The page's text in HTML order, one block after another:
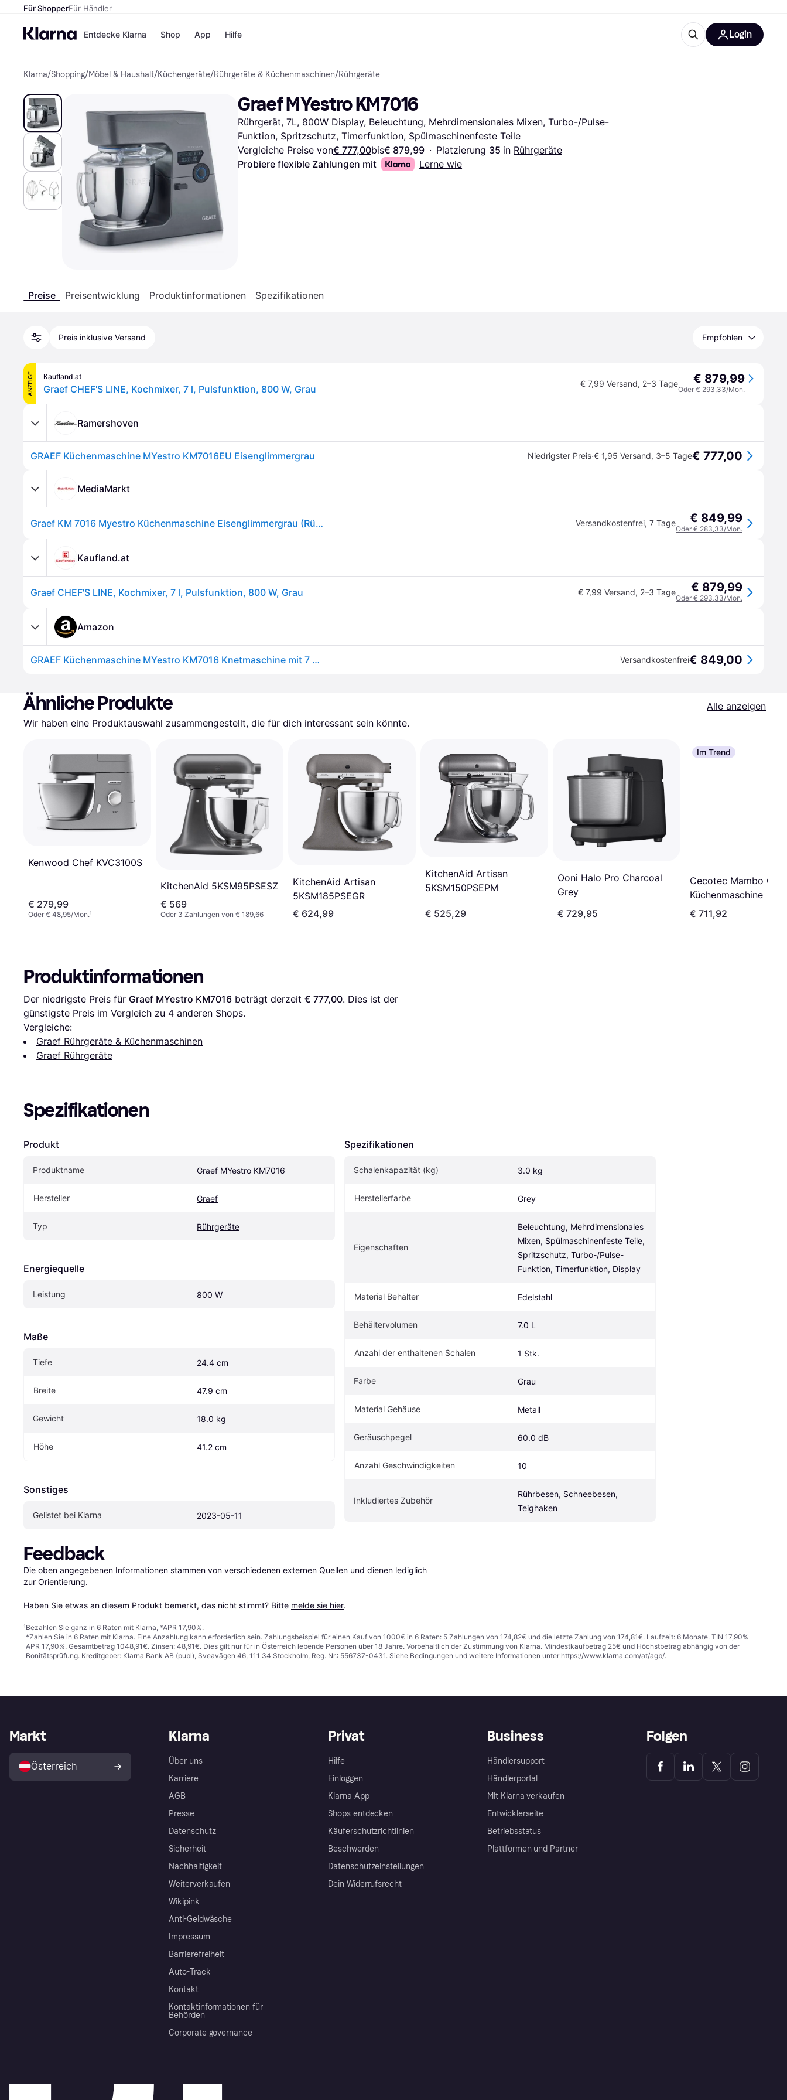
Für ShopperFür Händler
Entdecke Klarna
Zahlungsmethoden
Bezahle in 3
Teilzahlungen
Bezahle in bis zu 30
Tagen
Ratenzahlung
Shopping und Cashback
Shops entdecken
Mitgliedschaft
Banking
Klarna Guthaben
Shop
Shops
H&M
Temu
Kaufland.at
Samsung
Shoppe und vergleiche Preise
Schönheit & Gesundheit
Bekleidung & Accessoires
Spielzeug & Hobbys
Möbel & Haushalt
TV & Audio
Sport & Freizeit
Computer
Mobilgeräte & Wearables
Kinder & Familie
Fahrzeuge & Zubehör
Garten & Außenbereich
Küchengeräte
Haushaltsgeräte
Bücher, Filme & Musik
App Hilfe Login
Klarna/Shopping/Möbel & Haushalt/Küchengeräte/Rührgeräte & Küchenmaschinen/Rührgeräte
Graef MYestro KM7016
Rührgerät, 7L, 800W Display, Beleuchtung, Mehrdimensionales Mixen, Turbo-/Pulse-
Funktion, Spritzschutz, Timerfunktion, Spülmaschinenfeste Teile
Vergleiche Preise von€ 777,00bis€ 879,99 · Platzierung 35 in Rührgeräte
Probiere flexible Zahlungen mit
Lerne wie
Preise Preisentwicklung Produktinformationen Spezifikationen
Preis inklusive Versand Empfohlen
ANZEIGE Kaufland.at
Graef CHEF'S LINE, Kochmixer, 7 l, Pulsfunktion, 800 W, Grau € 7,99 Versand, 2–3 Tage € 879,99
Oder € 293,33/Mon.
Ramershoven
GRAEF Küchenmaschine MYestro KM7016EU Eisenglimmergrau Niedrigster Preis·€ 1,95 Versand, 3–5 Tage€ 777,00
MediaMarkt
Graef KM 7016 Myestro Küchenmaschine Eisenglimmergrau (Rührschüsselkapazität: 7 l, 800 Watt) - Grau Versandkostenfrei, 7 Tage € 849,99
Oder € 283,33/Mon.
Kaufland.at
Graef CHEF'S LINE, Kochmixer, 7 l, Pulsfunktion, 800 W, Grau € 7,99 Versand, 2–3 Tage € 879,99
Oder € 293,33/Mon.
Amazon
GRAEF Küchenmaschine MYestro KM7016 Knetmaschine mit 7 Liter Edelstahl-Rührschüssel, Multifunktionale Rührmaschine mit flüsterleisem und effizientem 800 Watt Gleichstrommotor Versandkostenfrei€ 849,00
Ähnliche Produkte
Alle anzeigen
Wir haben eine Produktauswahl zusammengestellt, die für dich interessant sein könnte.
Kenwood Chef KVC3100S
€ 279,99
Oder € 48,95/Mon.¹
KitchenAid 5KSM95PSESZ
€ 569
Oder 3 Zahlungen von € 189,66
KitchenAid Artisan
5KSM185PSEGR
€ 624,99
KitchenAid Artisan
5KSM150PSEPM
€ 525,29
Ooni Halo Pro Charcoal
Grey
€ 729,95
Im Trend
Cecotec Mambo
Küchenmaschine
€ 711,92
Produktinformationen
Der niedrigste Preis für Graef MYestro KM7016 beträgt derzeit € 777,00. Dies ist der
günstigste Preis im Vergleich zu 4 anderen Shops.
Vergleiche:
Graef Rührgeräte & Küchenmaschinen
Graef Rührgeräte
Spezifikationen
Produkt
Produktname Graef MYestro KM7016
Hersteller Graef
Typ Rührgeräte
Energiequelle
Leistung 800 W
Maße
Tiefe 24.4 cm
Breite 47.9 cm
Gewicht 18.0 kg
Höhe 41.2 cm
Sonstiges
Gelistet bei Klarna 2023-05-11
Spezifikationen
Schalenkapazität (kg) 3.0 kg
Herstellerfarbe Grey
Eigenschaften
Beleuchtung, Mehrdimensionales
Mixen, Spülmaschinenfeste Teile,
Spritzschutz, Turbo-/Pulse-
Funktion, Timerfunktion, Display
Material Behälter Edelstahl
Behältervolumen 7.0 L
Anzahl der enthaltenen Schalen 1 Stk.
Farbe Grau
Material Gehäuse Metall
Geräuschpegel 60.0 dB
Anzahl Geschwindigkeiten 10
Inkludiertes Zubehör
Rührbesen, Schneebesen,
Teighaken
Feedback
Die oben angegebenen Informationen stammen von verschiedenen externen Quellen und dienen lediglich
zur Orientierung.
Haben Sie etwas an diesem Produkt bemerkt, das nicht stimmt? Bitte melde sie hier.
¹Bezahlen Sie ganz in 6 Raten mit Klarna, *APR 17,90%.
*Zahlen Sie in 6 Raten mit Klarna. Eine Anzahlung kann erforderlich sein. Zahlungsbeispiel für einen Kauf von 1000€ in 6 Raten: 5 Zahlungen von 174,82€ und die letzte Zahlung von 174,81€. Laufzeit: 6 Monate. TIN 17,90%
APR 17,90%. Gesamtbetrag 1048,91€. Zinsen: 48,91€. Dies gilt nur für in Österreich lebende Personen über 18 Jahre. Vorbehaltlich der Zustimmung von Klarna. Mindestkaufbetrag 25€ und Höchstbetrag abhängig von der
Bonitätsprüfung. Kreditgeber: Klarna Bank AB (publ), Sveavägen 46, 111 34 Stockholm, Reg. Nr.: 556737-0431. Siehe Bedingungen und weitere Informationen unter https://www.klarna.com/at/agb/.
Klarna
Über uns
Karriere
AGB
Presse
Datenschutz
Sicherheit
Nachhaltigkeit
Weiterverkaufen
Wikipink
Anti-Geldwäsche
Impressum
Barrierefreiheit
Auto-Track
Kontakt
Kontaktinformationen für
Behörden
Corporate governance
Privat
Hilfe
Einloggen
Klarna App
Shops entdecken
Käuferschutzrichtlinien
Beschwerden
Datenschutzeinstellungen
Dein Widerrufsrecht
Business
Händlersupport
Händlerportal
Mit Klarna verkaufen
Entwicklerseite
Betriebsstatus
Plattformen und Partner
Markt
Österreich
Folgen